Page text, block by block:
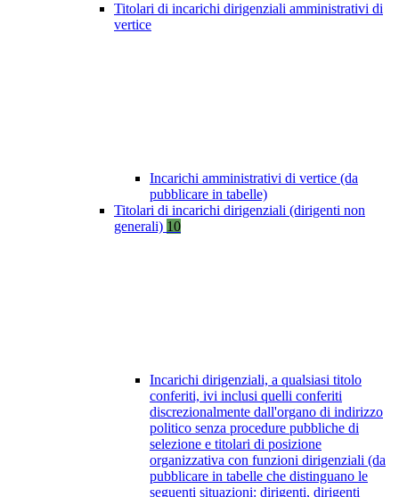
Titolari di incarichi dirigenziali amministrativi di
vertice
Incarichi amministrativi di vertice (da
pubblicare in tabelle)
Titolari di incarichi dirigenziali (dirigenti non
generali) 10
Incarichi dirigenziali, a qualsiasi titolo
conferiti, ivi inclusi quelli conferiti
discrezionalmente dall'organo di indirizzo
politico senza procedure pubbliche di
selezione e titolari di posizione
organizzativa con funzioni dirigenziali (da
pubblicare in tabelle che distinguano le
seguenti situazioni: dirigenti, dirigenti